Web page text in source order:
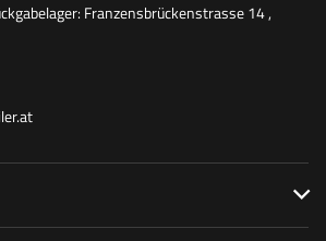
Franzensbrückenstrasse 14 ,